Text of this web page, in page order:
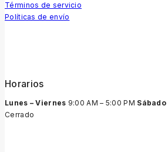
Términos de servicio
Políticas de envío
Horarios
Lunes – Viernes 9:00 AM – 5:00 PM Sábado
Cerrado